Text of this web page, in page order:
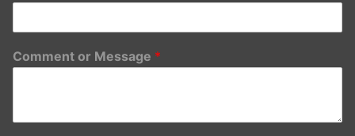
Comment or Message *